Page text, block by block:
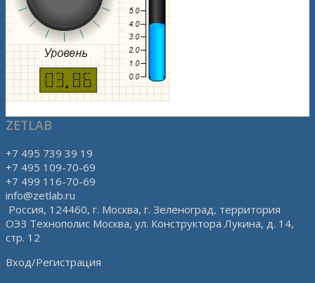
ZETLAB
+7 495 739 39 19
+7 495 109-70-69
+7 499 116-70-69
info@zetlab.ru
Россия, 124460, г. Москва, г. Зеленоград, территория
ОЭЗ Технополис Москва, ул. Конструктора Лукина, д. 14,
стр. 12
Вход/Регистрация